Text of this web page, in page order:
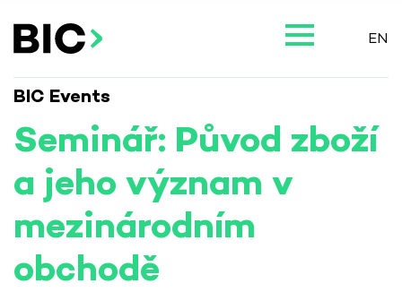
EN
BIC Events
Seminář: Původ zboží
a jeho význam v
mezinárodním
obchodě